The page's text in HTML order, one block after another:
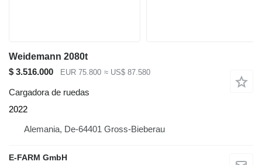
Weidemann 2080t
$ 3.516.000
EUR 75.800 ≈ US$ 87.580
Cargadora de ruedas
2022
Alemania, De-64401 Gross-Bieberau
E-FARM GmbH